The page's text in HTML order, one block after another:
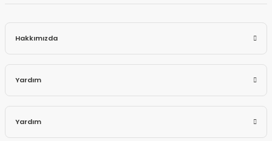
Hakkımızda
Yardım
Yardım